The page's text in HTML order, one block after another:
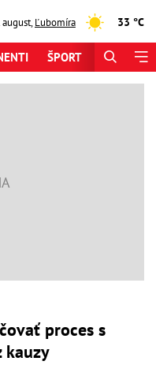
august,Ľubomíra 33 °C
ŠPORT
proces s
kauzy